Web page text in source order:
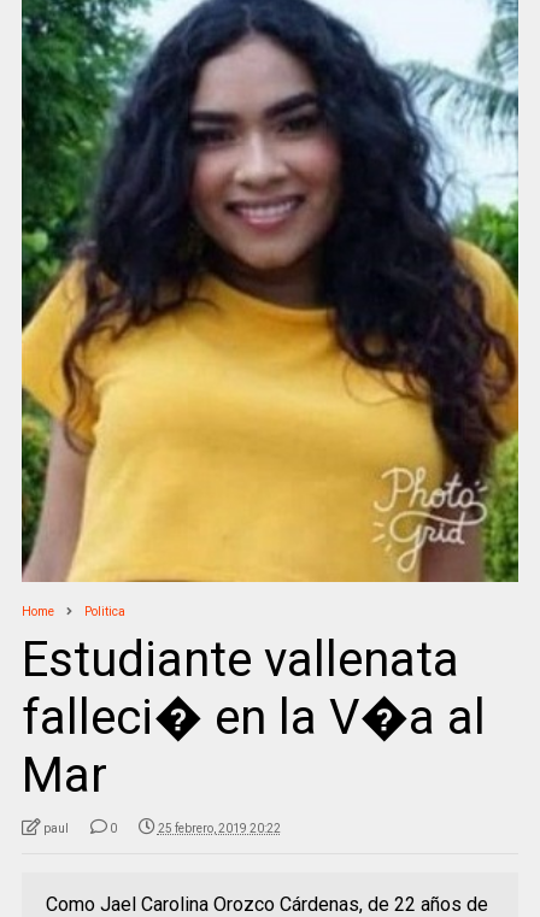
Home Politica
Estudiante vallenata
falleci� en la V�a al
Mar
paul 0 25 febrero, 2019 20:22
Como Jael Carolina Orozco Cárdenas, de 22 años de